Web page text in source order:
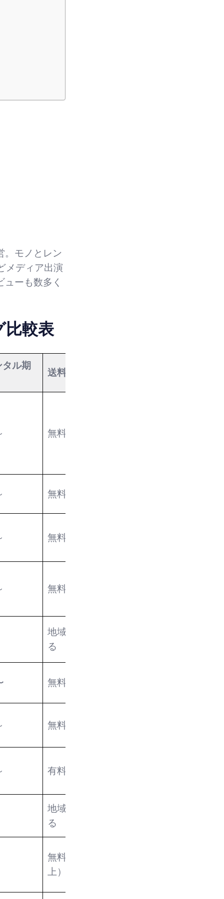
。モノとレン
メディア出演
ーも数多く
比較表
ル期
送料
無料
無料
無料
無料
地域により異な
る
無料
無料
有料
地域により異な
る
無料（5,500円以
上）